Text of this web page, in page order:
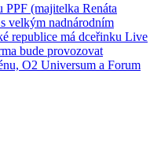
(majitelka Renáta
velkým nadnárodním
republice má dceřinku Live
bude provozovat
O2 Universum a Forum